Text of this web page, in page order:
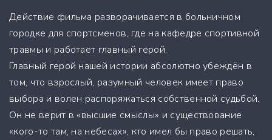
Действие фильма разворачивается в больничном
городке для спортсменов, где на кафедре спортивной
травмы и работает главный герой.
Главный герой нашей истории абсолютно убеждён в
том, что взрослый, разумный человек имеет право
выбора и волен распоряжаться собственной судьбой.
Он не верит в «высшие смыслы» и существование
«кого-то там, на небесах», кто имел бы право решать,